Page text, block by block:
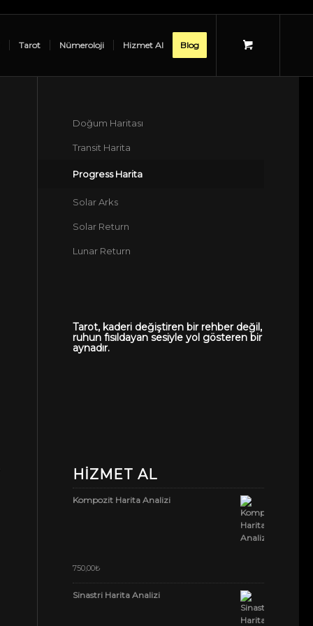
Tarot Nümeroloji Hizmet Al Blog
Doğum Haritası
Transit Harita
Progress Harita
Solar Arks
Solar Return
Lunar Return
Tarot, kaderi değiştiren bir rehber değil,
ruhun fısıldayan sesiyle yol gösteren bir
aynadır.
HIZMET AL
Kompozit Harita Analizi
5 üzerinden
5.00oy aldı
750,00₺
Sinastri Harita Analizi